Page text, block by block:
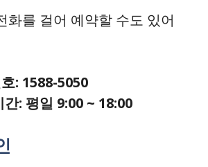
화를 걸어 예약할 수도 있어
: 1588-5050
간: 평일 9:00 ~ 18:00